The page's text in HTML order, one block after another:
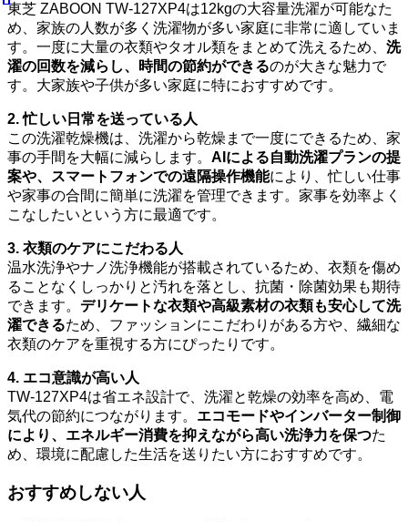
東芝 ZABOON TW-127XP4は12kgの大容量洗濯が可能なた
め、家族の人数が多く洗濯物が多い家庭に非常に適していま
す。一度に大量の衣類やタオル類をまとめて洗えるため、 洗
濯の回数を減らし、時間の節約ができるのが大きな魅力で
す。大家族や子供が多い家庭に特におすすめです。
2. 忙しい日常を送っている人
この洗濯乾燥機は、洗濯から乾燥まで一度にできるため、家
事の手間を大幅に減らします。 AIによる自動洗濯プランの提
案や、スマートフォンでの遠隔操作機能により、忙しい仕事
や家事の合間に簡単に洗濯を管理できます。家事を効率よく
こなしたいという方に最適です。
3. 衣類のケアにこだわる人
温水洗浄やナノ洗浄機能が搭載されているため、衣類を傷め
ることなくしっかりと汚れを落とし、抗菌・除菌効果も期待
できます。 デリケートな衣類や高級素材の衣類も安心して洗
濯できるため、ファッションにこだわりがある方や、繊細な
衣類のケアを重視する方にぴったりです。
4. エコ意識が高い人
TW-127XP4は省エネ設計で、洗濯と乾燥の効率を高め、電
気代の節約につながります。 エコモードやインバーター制御
により、エネルギー消費を抑えながら高い洗浄力を保つた
め、環境に配慮した生活を送りたい方におすすめです。
おすすめしない人